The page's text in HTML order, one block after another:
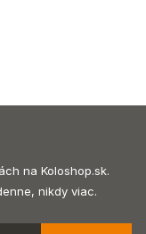
na Koloshop.sk.
nikdy viac.